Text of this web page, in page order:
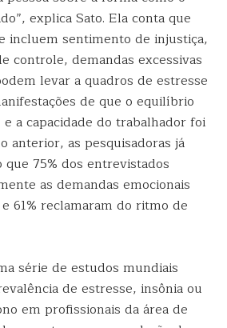
explica Sato. Ela conta que
incluem sentimento de injustiça,
controle, demandas excessivas
levar a quadros de estresse
de que o equilíbrio
a capacidade do trabalhador foi
anterior, as pesquisadoras já
75% dos entrevistados
as demandas emocionais
61% reclamaram do ritmo de
série de estudos mundiais
de estresse, insônia ou
em profissionais da área de